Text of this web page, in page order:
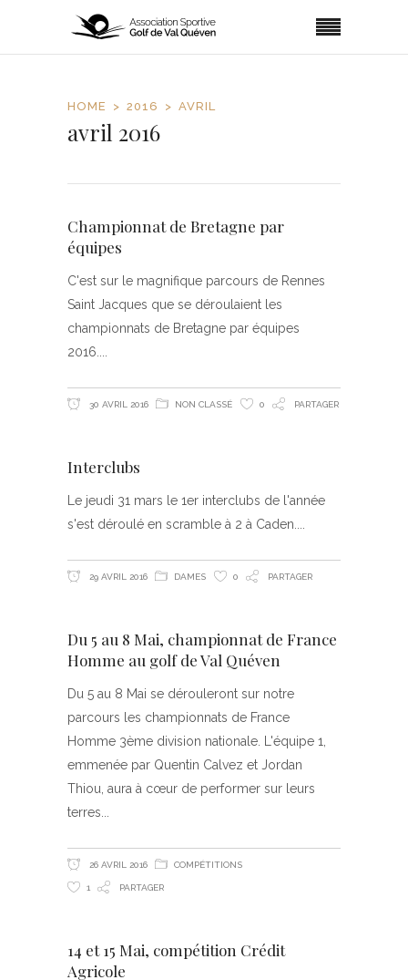
HOME 2016 AVRIL
avril 2016
Championnat de Bretagne par
équipes
C'est sur le magnifique parcours de Rennes
Saint Jacques que se déroulaient les
championnats de Bretagne par équipes
2016.
30 AVRIL 2016 NON CLASSÉ 0 PARTAGER
Interclubs
Le jeudi 31 mars le 1er interclubs de l'année
s'est déroulé en scramble à 2 à Caden.
29 AVRIL 2016 DAMES 0 PARTAGER
Du 5 au 8 Mai, championnat de France
Homme au golf de Val Quéven
Du 5 au 8 Mai se dérouleront sur notre
parcours les championnats de France
Homme 3ème division nationale. L'équipe 1,
emmenée par Quentin Calvez et Jordan
Thiou, aura à cœur de performer sur leurs
terres
26 AVRIL 2016 COMPÉTITIONS
1 PARTAGER
14 et 15 Mai, compétition Crédit
Agricole